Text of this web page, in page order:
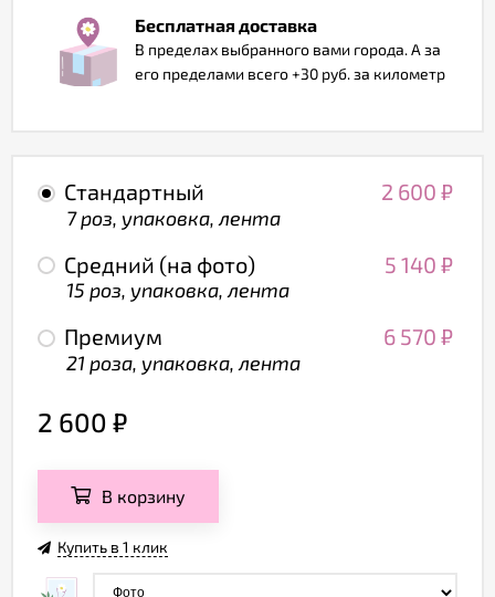
Бесплатная доставка
В пределах выбранного вами города. А за
его пределами всего +30 руб. за километр
Стандартный 2 600 ₽
7 роз, упаковка, лента
Средний (на фото) 5 140 ₽
15 роз, упаковка, лента
Премиум 6 570 ₽
21 роза, упаковка, лента
2 600 ₽
В корзину
Купить в 1 клик